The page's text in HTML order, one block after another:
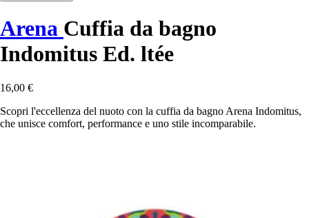
Arena Cuffia da bagno
Indomitus Ed. ltée
16,00 €
Scopri l'eccellenza del nuoto con la cuffia da bagno Arena Indomitus,
che unisce comfort, performance e uno stile incomparabile.